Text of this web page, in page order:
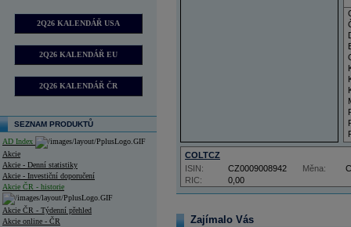
2Q26 KALENDÁŘ USA
2Q26 KALENDÁŘ EU
2Q26 KALENDÁŘ ČR
SEZNAM PRODUKTŮ
AD Index
Akcie
Akcie - Denní statistiky
Akcie - Investiční doporučení
Akcie ČR - historie
Akcie ČR - Týdenní přehled
Akcie online - ČR
COLTCZ
RIC: 0,00
ISIN: CZ0009008942 Měna:
Zajímalo Vás